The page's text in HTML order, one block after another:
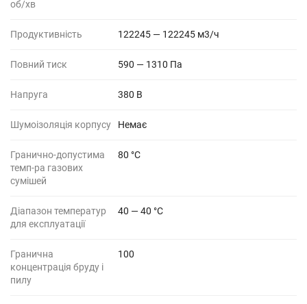
об/хв
Продуктивність 122245 — 122245 м3/ч
Повний тиск 590 — 1310 Па
Напруга 380 B
Шумоізоляція корпусу Немає
Гранично-допустима
темп-ра газових
сумішей
80 °C
Діапазон температур
для експлуатації
40 — 40 °C
Гранична
концентрація бруду і
пилу
100